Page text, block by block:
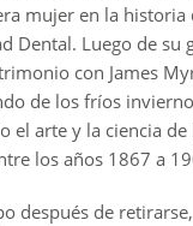
mujer en la
Dental. Luego de su
con James
de los fríos
el arte y la ciencia
los años 1867 a
después de